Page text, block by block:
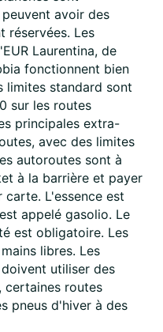
avoir des
réservées. Les
Laurentina, de
fonctionnent bien
limites standard sont
sur les routes
principales extra-
avec des limites
autoroutes sont à
à la barrière et payer
L'essence est
appelé gasolio. Le
est obligatoire. Les
libres. Les
utiliser des
certaines routes
pneus d'hiver à des